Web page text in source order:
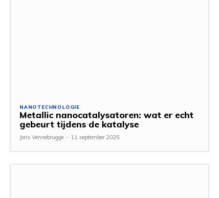
NANOTECHNOLOGIE
Metallic nanocatalysatoren: wat er echt
gebeurt tijdens de katalyse
Joris Vennebrugge - 11 september 2025